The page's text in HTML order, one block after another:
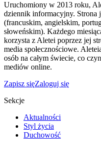
Uruchomiony w 2013 roku,
dziennik informacyjny. Strona
(francuskim, angielskim,
słoweńskim). Każdego
korzysta z Aletei poprzez jej
media społecznościowe.
osób na całym świecie, co
mediów online.
Zapisz sięZaloguj się
Sekcje
Aktualności
Styl życia
Duchowość